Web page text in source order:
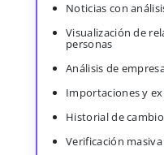
Noticias con
Visualización de
personas
Análisis de
Importaciones y
Historial de
Verificación